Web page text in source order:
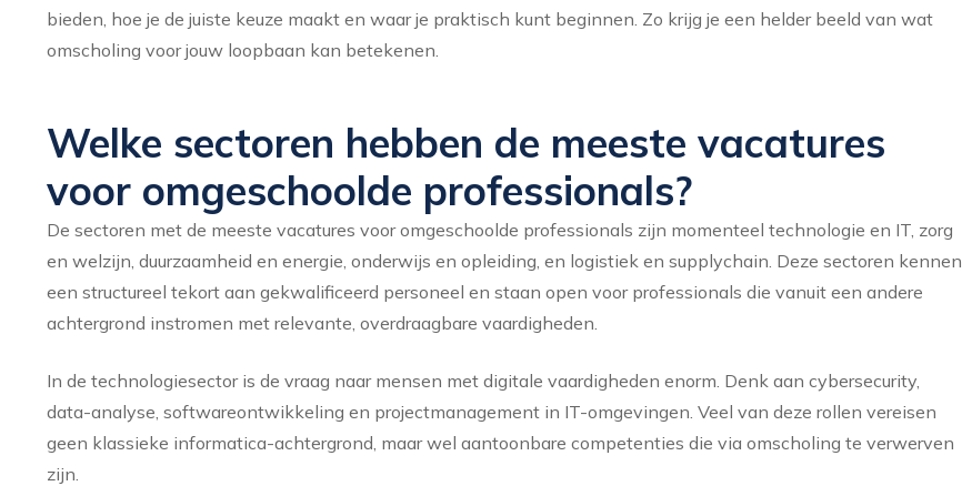
bieden, hoe je de juiste keuze maakt en waar je praktisch kunt beginnen. Zo krijg je een helder beeld van wat
omscholing voor jouw loopbaan kan betekenen.
Welke sectoren hebben de meeste vacatures
voor omgeschoolde professionals?
De sectoren met de meeste vacatures voor omgeschoolde professionals zijn momenteel technologie en IT, zorg
en welzijn, duurzaamheid en energie, onderwijs en opleiding, en logistiek en supplychain. Deze sectoren kennen
een structureel tekort aan gekwalificeerd personeel en staan open voor professionals die vanuit een andere
achtergrond instromen met relevante, overdraagbare vaardigheden.
In de technologiesector is de vraag naar mensen met digitale vaardigheden enorm. Denk aan cybersecurity,
data-analyse, softwareontwikkeling en projectmanagement in IT-omgevingen. Veel van deze rollen vereisen
geen klassieke informatica-achtergrond, maar wel aantoonbare competenties die via omscholing te verwerven
zijn.